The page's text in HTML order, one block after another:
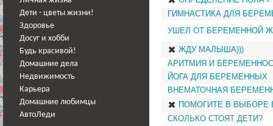
Дети - цветы жизни!
Здоровье
Досуг и хобби
Будь красивой!
Домашние дела
Недвижимость
Карьера
Домашние любимцы
АвтоЛеди
ГИМНАСТИКА ДЛЯ
УШЕЛ ОТ БЕРЕМЕННОЙ
ЖДУ МАЛЫША)))
АРИТМИЯ И
ЙОГА ДЛЯ БЕРЕМЕННЫХ
ВНЕМАТОЧНАЯ
ПОМОГИТЕ В ВЫБОРЕ
СКОЛЬКО СТОЯТ ДЕТИ?